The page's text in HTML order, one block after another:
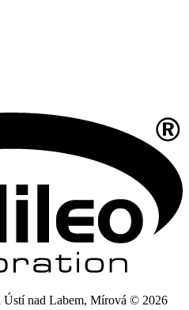
nad Labem, Mírová © 2026